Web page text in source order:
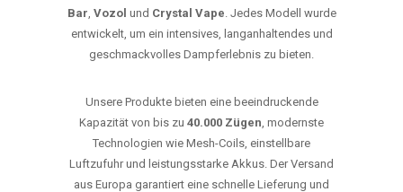
Bar, Vozol und Crystal Vape. Jedes Modell wurde
entwickelt, um ein intensives, langanhaltendes und
geschmackvolles Dampferlebnis zu bieten.
Unsere Produkte bieten eine beeindruckende
Kapazität von bis zu 40.000 Zügen, modernste
Technologien wie Mesh-Coils, einstellbare
Luftzufuhr und leistungsstarke Akkus. Der Versand
aus Europa garantiert eine schnelle Lieferung und